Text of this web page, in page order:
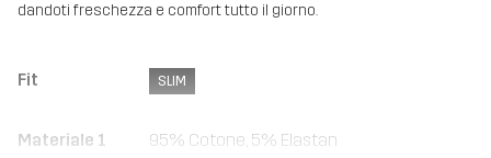
dandoti freschezza e comfort tutto il giorno.
Fit SLIM
Materiale 1 95% Cotone, 5% Elastan